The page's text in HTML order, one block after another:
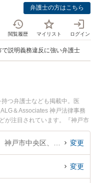
弁護士の方はこちら
閲覧履歴 マイリスト ログイン
で説明義務違反に強い弁護士
つ弁護士なども掲載中。医
＆Associates 神戸法律事務
が注目されています。『神戸市
実績豊富な近くの弁護士を検索
めです。
変更
変更